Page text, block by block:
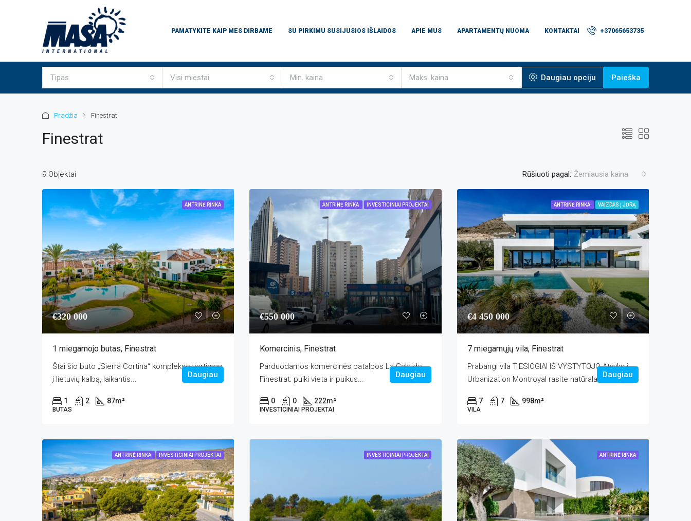
PAMATYKITE KAIP MES DIRBAME SU PIRKIMU SUSIJUSIOS IŠLAIDOS APIE MUS APARTAMENTŲ NUOMA KONTAKTAI +37065653735
Tipas Visi miestai Min. kaina Maks. kaina Daugiau opciju Paieška
Pradžia Finestrat
Finestrat
9 Objektai Rūšiuoti pagal: Žemiausia kaina
ANTRINĖ RINKA
€320 000
1 miegamojo butas, Finestrat
Štai šio buto „Sierra Cortina“ komplekse vertimas
į lietuvių kalbą, laikantis...
1 2 87m²
BUTAS
Daugiau
ANTRINĖ RINKA INVESTICINIAI PROJEKTAI
€550 000
Komercinis, Finestrat
Parduodamos komercinės patalpos La Cala de
Finestrat: puiki vieta ir puikus...
0 0 222m²
INVESTICINIAI PROJEKTAI
Daugiau
ANTRINĖ RINKA VAIZDAS Į JŪRĄ
€4 450 000
7 miegamųjų vila, Finestrat
Prabangi vila TIESIOGIAI IŠ VYSTYTOJO Atvykę į
Urbanization Montroyal rasite natūralaus...
7 7 998m²
VILA
Daugiau
ANTRINĖ RINKA INVESTICINIAI PROJEKTAI INVESTICINIAI PROJEKTAI ANTRINĖ RINKA